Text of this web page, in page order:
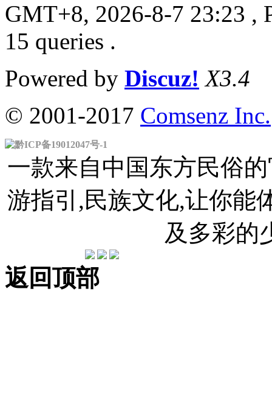
GMT+8, 2026-8-7 23:23 ,
15 queries .
Powered by Discuz! X3.4
© 2001-2017 Comsenz Inc.
黔ICP备19012047号-1
一款来自中国东方民俗
游指引,民族文化,让你能
及多彩的
返回顶部